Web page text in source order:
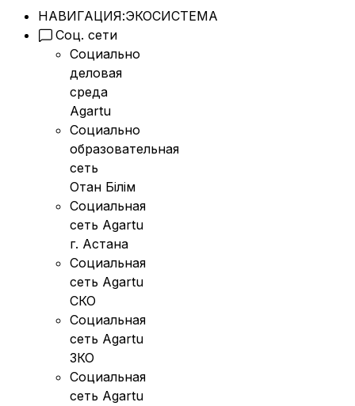
НАВИГАЦИЯ:ЭКОСИСТЕМА
Соц. сети
Социально
деловая
среда
Agartu
Социально
образовательная
сеть
Отан Бiлiм
Социальная
сеть Agartu
г. Астана
Социальная
сеть Agartu
СКО
Социальная
сеть Agartu
ЗКО
Социальная
сеть Agartu